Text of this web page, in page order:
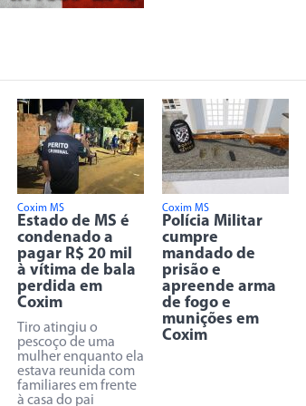
Coxim MS
Estado de MS é
condenado a
pagar R$ 20 mil
à vítima de bala
perdida em
Coxim
Tiro atingiu o
pescoço de uma
mulher enquanto ela
estava reunida com
familiares em frente
à casa do pai
Coxim MS
Polícia Militar
cumpre
mandado de
prisão e
apreende arma
de fogo e
munições em
Coxim